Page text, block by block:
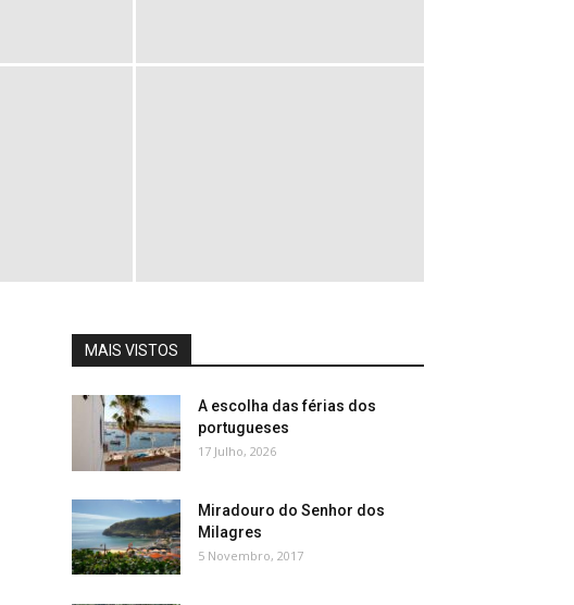
MAIS VISTOS
A escolha das férias dos
portugueses
17 Julho, 2026
Miradouro do Senhor dos
Milagres
5 Novembro, 2017